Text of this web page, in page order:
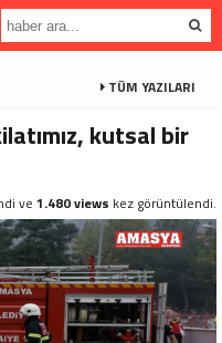
TÜM YAZILARI
kutsal bir
ve 1.480 views kez görüntülendi.